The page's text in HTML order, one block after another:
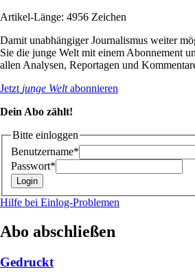
Artikel-Länge: 4956 Zeichen
Damit unabhängiger Journalismus weiter
Sie die junge Welt mit einem Abonnement
allen Analysen, Reportagen und
Jetzt junge Weltabonnieren
Dein Abo zählt!
Bitte einloggen
Benutzername*
Passwort*
Hilfe bei Einlog-Problemen
Abo abschließen
Gedruckt